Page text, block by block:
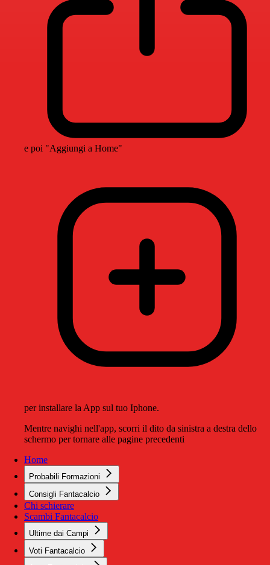
e poi "Aggiungi a Home"
per installare la App sul tuo Iphone.
Mentre navighi nell'app, scorri il dito da sinistra a destra dello
schermo per tornare alle pagine precedenti
Home
Probabili Formazioni
Consigli Fantacalcio
Chi schierare
Scambi Fantacalcio
Ultime dai Campi
Voti Fantacalcio